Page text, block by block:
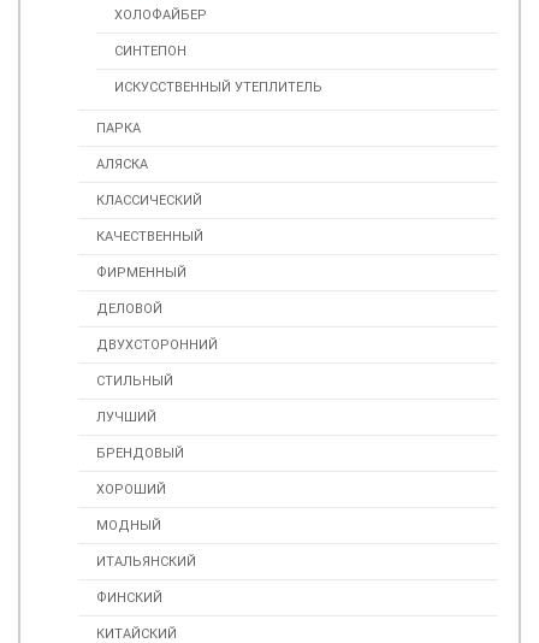
ХОЛОФАЙБЕР
СИНТЕПОН
ИСКУСCТВЕННЫЙ УТЕПЛИТЕЛЬ
ПАРКА
АЛЯСКА
КЛАССИЧЕСКИЙ
КАЧЕСТВЕННЫЙ
ФИРМЕННЫЙ
ДЕЛОВОЙ
ДВУХСТОРОННИЙ
СТИЛЬНЫЙ
ЛУЧШИЙ
БРЕНДОВЫЙ
ХОРОШИЙ
МОДНЫЙ
ИТАЛЬЯНСКИЙ
ФИНСКИЙ
КИТАЙСКИЙ